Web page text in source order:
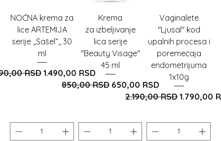
NOĆNA krema za
lice ARTEMIJA
serije „Sašel“,, 30
ml
cijena
RSDCijena s popustom
1.490,00 RSD
Krema
za izbeljivanje
lica serije
"Beauty Visage"
45 ml
Redovna cijena
850,00 RSD Cijena s popustom
650,00 RSD
Vaginalete
"Ljusal" kod
upalnih procesa i
poremećaja
endometrijuma
1x10g
Redovna cijena
2.190,00 RSDCijena s
1.790,00